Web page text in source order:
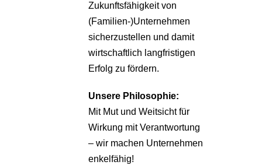
Zukunftsfähigkeit von
(Familien-)Unternehmen
sicherzustellen und damit
wirtschaftlich langfristigen
Erfolg zu fördern.
Unsere Philosophie:
Mit Mut und Weitsicht für
Wirkung mit Verantwortung
– wir machen Unternehmen
enkelfähig!